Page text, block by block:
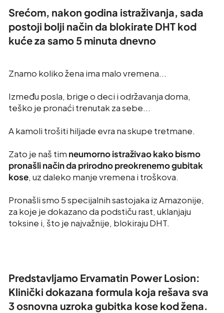
Srećom, nakon godina istraživanja, sada
postoji bolji način da blokirate DHT kod
kuće za samo 5 minuta dnevno
Znamo koliko žena ima malo vremena...
Između posla, brige o deci i održavanja doma,
teško je pronaći trenutak za sebe...
A kamoli trošiti hiljade evra na skupe tretmane.
Zato je naš tim neumorno istraživao kako bismo
pronašli način da prirodno preokrenemo gubitak
kose, uz daleko manje vremena i troškova.
Pronašli smo 5 specijalnih sastojaka iz Amazonije,
za koje je dokazano da podstiču rast, uklanjaju
toksine i, što je najvažnije, blokiraju DHT.
Predstavljamo Ervamatin Power Losion:
Klinički dokazana formula koja rešava sva
3 osnovna uzroka gubitka kose kod žena.